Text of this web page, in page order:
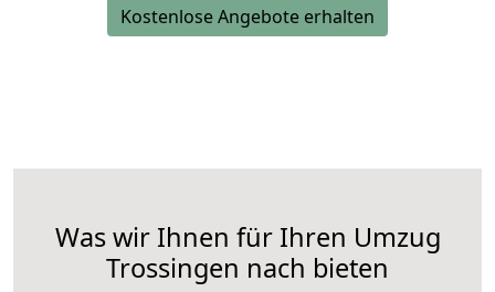
Kostenlose Angebote erhalten
Was wir Ihnen für Ihren Umzug
Trossingen nach bieten